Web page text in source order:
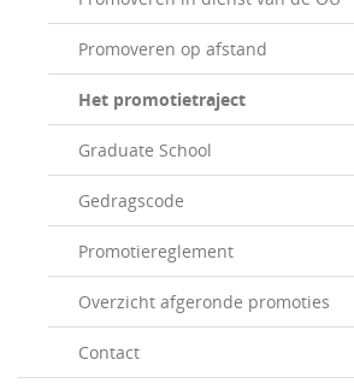
Promoveren op afstand
Het promotietraject
Graduate School
Gedragscode
Promotiereglement
Overzicht afgeronde promoties
Contact